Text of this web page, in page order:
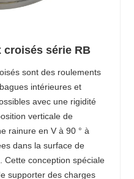
croisés série RB
sont des roulements
intérieures et
avec une rigidité
verticale de
rainure en V à 90 ° à
dans la surface de
Cette conception spéciale
supporter des charges